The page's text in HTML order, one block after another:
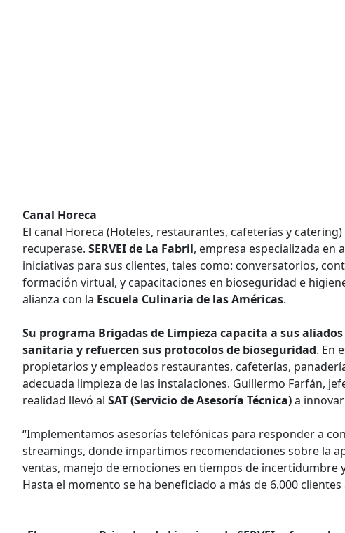
Canal Horeca
El canal Horeca (Hoteles, restaurantes, cafeterías y
recuperase. SERVEI de La Fabril, empresa especializada en
iniciativas para sus clientes, tales como: conversatorios,
formación virtual, y capacitaciones en bioseguridad e
alianza con la Escuela Culinaria de las Américas.
Su programa Brigadas de Limpieza capacita a sus
sanitaria y refuercen sus protocolos de bioseguridad. En
propietarios y empleados restaurantes, cafeterías,
adecuada limpieza de las instalaciones. Guillermo Farfán,
realidad llevó al SAT (Servicio de Asesoría Técnica)a
“Implementamos asesorías telefónicas para responder a
streamings, donde impartimos recomendaciones sobre la
ventas, manejo de emociones en tiempos de incertidumbre
Hasta el momento se ha beneficiado a más de 6.000